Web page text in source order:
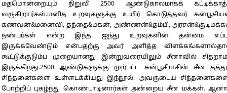
மதமொன்றையும் நிறுவி 2500 ஆண்டுகாலமாகக்
வருகிறார்கள்.மனித உறவுகளுக்கு உயிர் கொடுத்தவர்
கணவன்&மனைவி, தந்தை&மகன், அண்ணன்&தம்பி,
நண்பர்கள் என்ற இந்த ஐந்து உறவுகளின் தன்மை
இருக்கவேண்டும் என்பதற்கு அவர் அளித்த
கூட்டுக்குடும்ப முறையானது இன்றுவரையிலும் சீனாவில்
இருக்கிறது.2500 ஆண்டுகளுக்கு முற்பட்ட கன்பூசியசின் சீன
சிந்தனைகளை உள்ளடக்கியது இந்நூல். அவருடைய
போற்றிப் புகழ்ந்து கொண்டாடினார்கள் அன்றைய சீன மக்கள்.